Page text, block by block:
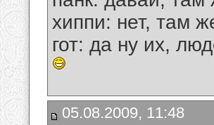
хиппи: нет, там
гот: да ну их,
05.08.2009, 11:48